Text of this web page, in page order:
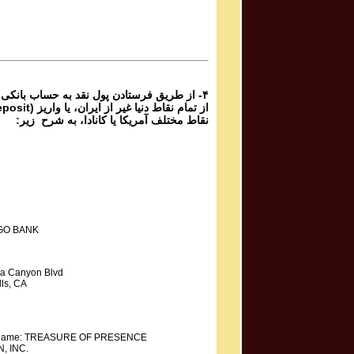
۴- از طریق فرستادن پول نقد به حساب
نقاط مختلف آمریکا یا کانادا، به شرح زیر:
BANK
Canyon Blvd
CA
TREASURE OF PRESENCE
INC.